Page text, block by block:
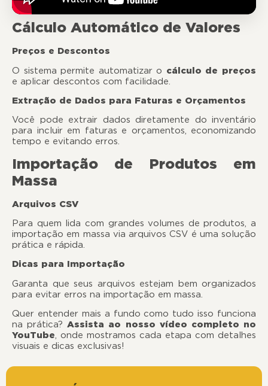
Cálculo Automático de Valores
Preços e Descontos
O sistema permite automatizar o cálculo de preços
e aplicar descontos com facilidade.
Extração de Dados para Faturas e Orçamentos
Você pode extrair dados diretamente do inventário
para incluir em faturas e orçamentos, economizando
tempo e evitando erros.
Importação de Produtos em
Massa
Arquivos CSV
Para quem lida com grandes volumes de produtos, a
importação em massa via arquivos CSV é uma solução
prática e rápida.
Dicas para Importação
Garanta que seus arquivos estejam bem organizados
para evitar erros na importação em massa.
Quer entender mais a fundo como tudo isso funciona
na prática? Assista ao nosso vídeo completo no
YouTube, onde mostramos cada etapa com detalhes
visuais e dicas exclusivas!